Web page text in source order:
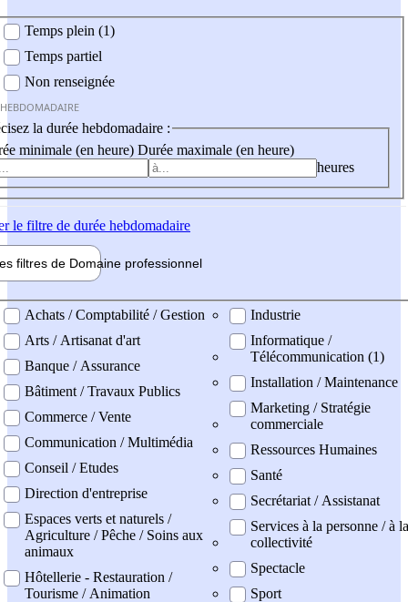
Temps plein (1)
Temps partiel
Non renseignée
la durée hebdomadaire :
minimale (en heure) Durée maximale (en heure)
heures
le filtre de durée hebdomadaire
filtres de Domaine professionnel
professionel
Achats / Comptabilité / Gestion
Arts / Artisanat d'art
Banque / Assurance
Bâtiment / Travaux Publics
Commerce / Vente
Communication / Multimédia
Conseil / Etudes
Direction d'entreprise
Espaces verts et naturels /
Agriculture / Pêche / Soins aux
animaux
Hôtellerie - Restauration /
Tourisme / Animation
Industrie
Informatique /
Télécommunication (1)
Installation / Maintenance
Marketing / Stratégie
commerciale
Ressources Humaines
Santé
Secrétariat / Assistanat
Services à la personne / à la
collectivité
Spectacle
Sport